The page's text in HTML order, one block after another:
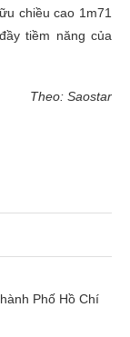
chiều cao 1m71
tiềm năng của
Theo: Saostar
Phố Hồ Chí